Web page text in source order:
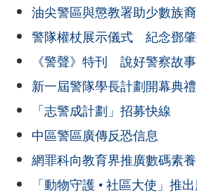
油尖警區與懲教署助少數族
警隊權杖展示儀式 紀念鄧
《警聲》特刊 說好警察故事
新一屆警隊學長計劃開幕典禮
「志警成計劃」招募快線
中區警區廣傳反恐信息
網罪科向教育界推廣數碼素養
「動物守護 • 社區大使」推